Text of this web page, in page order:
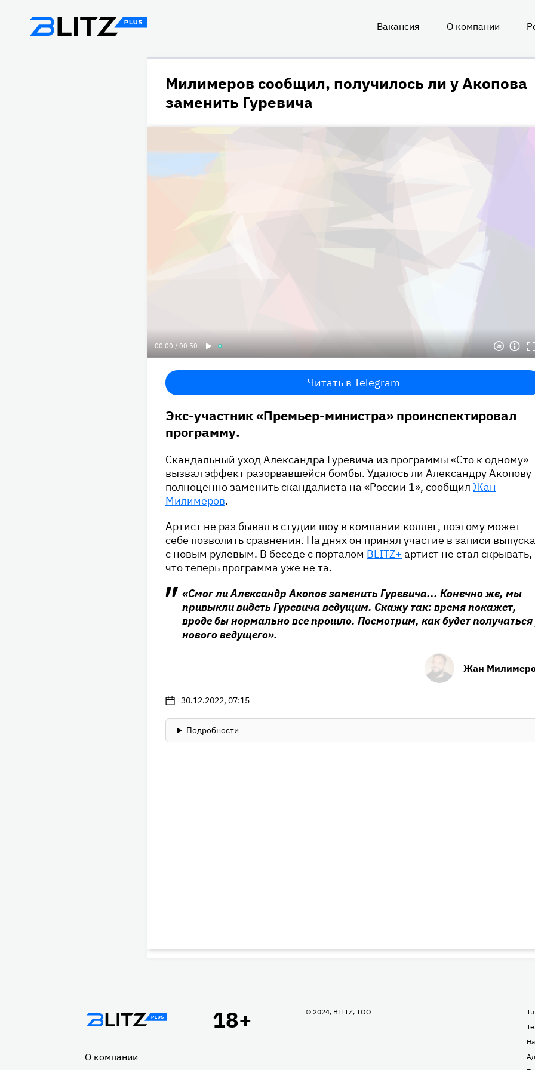
Вакансия О компании
Милимеров сообщил, получилось ли у Акопова
заменить Гуревича
00:00 / 00:50
Читать в Telegram
Экс-участник «Премьер-министра» проинспектировал
программу.
Скандальный уход Александра Гуревича из программы «Сто к одному»
вызвал эффект разорвавшейся бомбы. Удалось ли Александру Акопову
полноценно заменить скандалиста на «России 1», сообщил Жан
Милимеров.
Артист не раз бывал в студии шоу в компании коллег, поэтому может
себе позволить сравнения. На днях он принял участие в записи выпуска
с новым рулевым. В беседе с порталом BLITZ+ артист не стал скрывать,
что теперь программа уже не та.
«Смог ли Александр Акопов заменить Гуревича... Конечно же, мы
привыкли видеть Гуревича ведущим. Скажу так: время покажет,
вроде бы нормально все прошло. Посмотрим, как будет получаться
нового ведущего».
Жан
30.12.2022, 07:15
Подробности
Подвал
О компании
© 2024, BLITZ, TOO